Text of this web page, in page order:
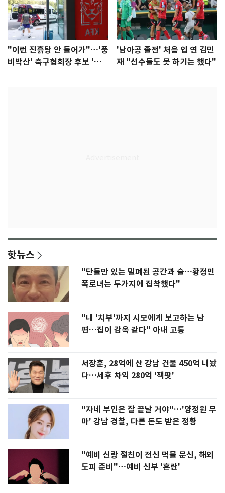
"이런 진흙탕 안 들어가"…'풍
비박산' 축구협회장 후보 '실
'남아공 졸전' 처음 입 연 김민
재 "선수들도 못 하기는 했다"
핫뉴스
"단둘만 있는 밀폐된 공간과 술…황정민
폭로녀는 두가지에 집착했다"
"내 '치부'까지 시모에게 보고하는 남
편…집이 감옥 같다" 아내 고통
서장훈, 28억에 산 강남 건물 450억 내놨
다…세후 차익 280억 '잭팟'
"자네 부인은 잘 끝날 거야"…'양정원 무
마' 강남 경찰, 다른 돈도 받은 정황
"예비 신랑 절친이 전신 먹물 문신, 해외
도피 준비"…예비 신부 '혼란'